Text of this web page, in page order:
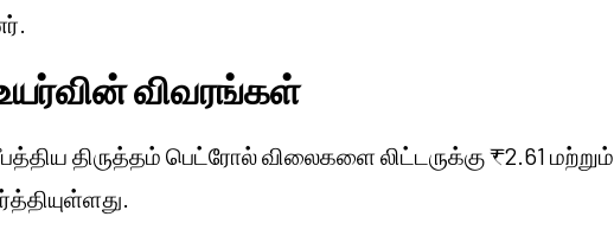
விவரங்கள்
திருத்தம் பெட்ரோல் விலைகளை லிட்டருக்கு ₹2.61 மற்றும்